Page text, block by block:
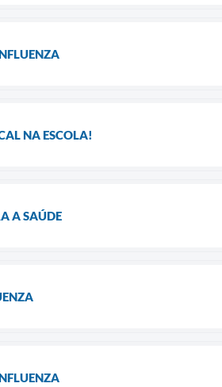
NA ESCOLA!
A SAÚDE